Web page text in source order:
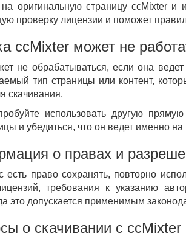
оригинальную страницу ccMixter
проверку лицензии и поможет
ccMixter может не
не обрабатываться, если она
тип страницы или контент,
скачивания.
использовать другую
и убедиться, что он ведет именно
о правах и
есть право сохранять, повторно
требования к указанию
это допускается применимым
о скачивании с ccMixter